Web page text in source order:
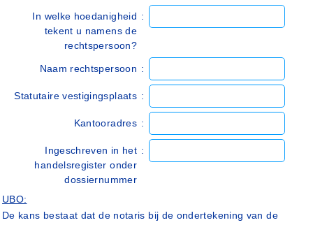
In welke hoedanigheid
tekent u namens de
rechtspersoon?
:
Naam rechtspersoon :
Statutaire vestigingsplaats :
Kantooradres :
Ingeschreven in het
handelsregister onder
dossiernummer
:
UBO:
De kans bestaat dat de notaris bij de ondertekening van de